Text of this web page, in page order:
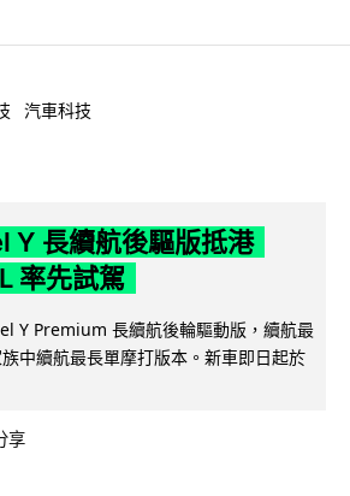
汽車科技
Y 長續航後驅版抵港
率先試駕
Y Premium 長續航後輪驅動版，續航最
中續航最長單摩打版本。新車即日起於
享